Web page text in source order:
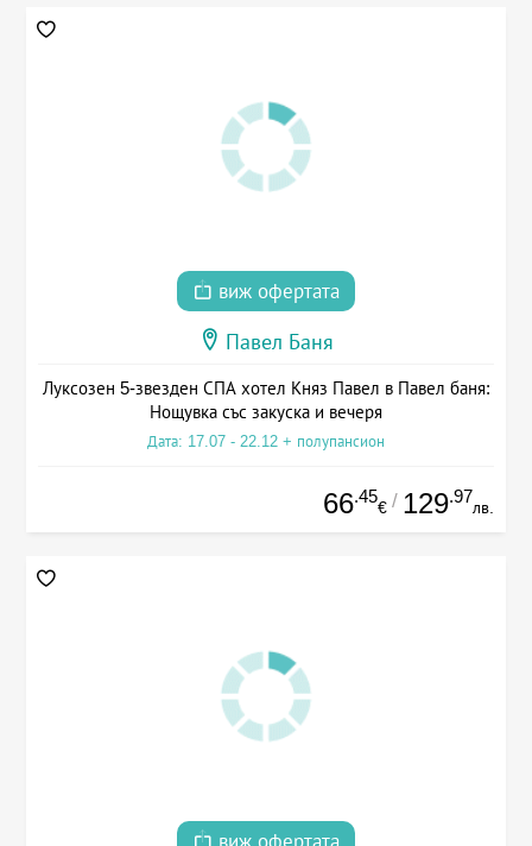
виж офертата
Павел Баня
Луксозен 5-звезден СПА хотел Княз Павел в Павел баня:
Нощувка със закуска и вечеря
Дата: 17.07 - 22.12 + полупансион
66.45
€ / 129.97
лв.